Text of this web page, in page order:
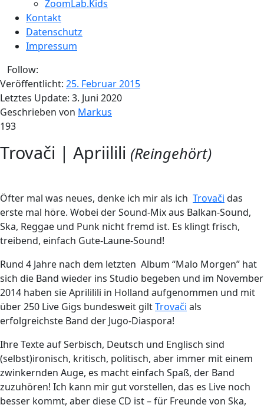
ZoomLab.Kids
Kontakt
Datenschutz
Impressum
Follow:
Veröffentlicht: 25. Februar 2015
Letztes Update: 3. Juni 2020
Geschrieben von Markus
193
Trovači | Apriilili (Reingehört)
Öfter mal was neues, denke ich mir als ich Trovači das
erste mal höre. Wobei der Sound-Mix aus Balkan-Sound,
Ska, Reggae und Punk nicht fremd ist. Es klingt frisch,
treibend, einfach Gute-Laune-Sound!
Rund 4 Jahre nach dem letzten Album “Malo Morgen” hat
sich die Band wieder ins Studio begeben und im November
2014 haben sie Aprililili in Holland aufgenommen und mit
über 250 Live Gigs bundesweit giltTrovači als
erfolgreichste Band der Jugo-Diaspora!
Ihre Texte auf Serbisch, Deutsch und Englisch sind
(selbst)ironisch, kritisch, politisch, aber immer mit einem
zwinkernden Auge, es macht einfach Spaß, der Band
zuzuhören! Ich kann mir gut vorstellen, das es Live noch
besser kommt, aber diese CD ist – für Freunde von Ska,